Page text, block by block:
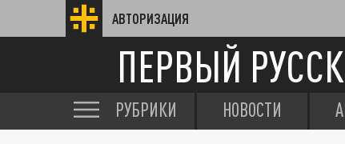
АВТОРИЗАЦИЯ
ПЕРВЫЙ
РУБРИКИ НОВОСТИ